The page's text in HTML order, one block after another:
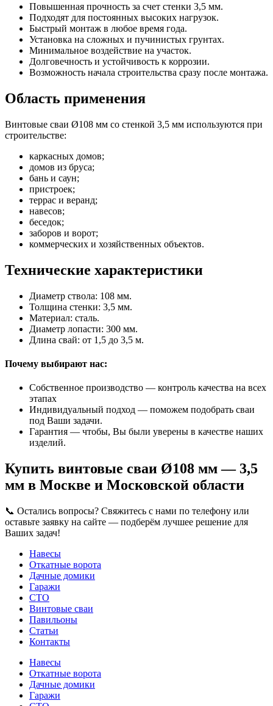
Повышенная прочность за счет стенки 3,5 мм.
Подходят для постоянных высоких нагрузок.
Быстрый монтаж в любое время года.
Установка на сложных и пучинистых грунтах.
Минимальное воздействие на участок.
Долговечность и устойчивость к коррозии.
Возможность начала строительства сразу после монтажа.
Область применения
Винтовые сваи Ø108 мм со стенкой 3,5 мм используются при
строительстве:
каркасных домов;
домов из бруса;
бань и саун;
пристроек;
террас и веранд;
навесов;
беседок;
заборов и ворот;
коммерческих и хозяйственных объектов.
Технические характеристики
Диаметр ствола: 108 мм.
Толщина стенки: 3,5 мм.
Материал: сталь.
Диаметр лопасти: 300 мм.
Длина свай: от 1,5 до 3,5 м.
Почему выбирают нас:
Собственное производство — контроль качества на всех
этапах
Индивидуальный подход — поможем подобрать сваи
под Ваши задачи.
Гарантия — чтобы, Вы были уверены в качестве наших
изделий.
Купить винтовые сваи Ø108 мм — 3,5
мм в Москве и Московской области
📞 Остались вопросы? Свяжитесь с нами по телефону или
оставьте заявку на сайте — подберём лучшее решение для
Ваших задач!
Навесы
Откатные ворота
Дачные домики
Гаражи
СТО
Винтовые сваи
Павильоны
Статьи
Контакты
Навесы
Откатные ворота
Дачные домики
Гаражи